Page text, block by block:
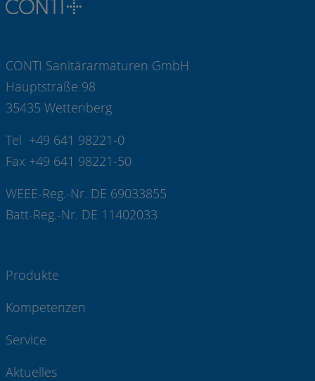
CONTI Sanitärarmaturen GmbH
Hauptstraße 98
35435 Wettenberg
Tel +49 641 98221-0
Fax +49 641 98221-50
WEEE-Reg.-Nr. DE 69033855
Batt-Reg.-Nr. DE 11402033
Produkte
Kompetenzen
Service
Aktuelles